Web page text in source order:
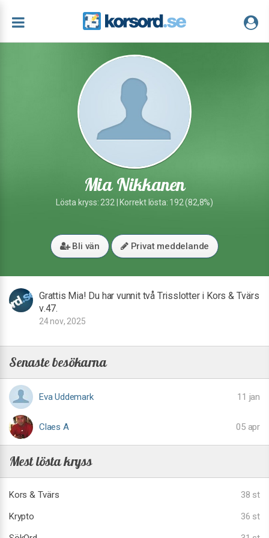
Mia Nikkanen
Lösta kryss: 232 | Korrekt lösta: 192 (82,8%)
Bli vän Privat meddelande
Grattis Mia! Du har vunnit två Trisslotter i Kors & Tvärs
v.47.
24 nov, 2025
Senaste besökarna
Eva Uddemark 11 jan
Claes A 05 apr
Mest lösta kryss
Kors & Tvärs
38 st
Krypto
36 st